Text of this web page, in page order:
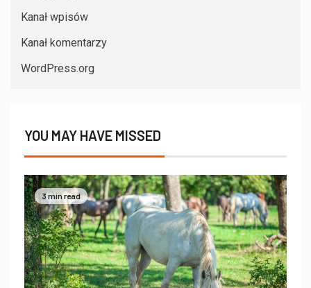
Kanał wpisów
Kanał komentarzy
WordPress.org
YOU MAY HAVE MISSED
3 min read